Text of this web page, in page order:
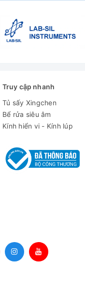
Inox SU304
Thép cán nguội phủ sơn
địa hình phẳng
4 cánh
3 khay
AC110V/220V±10%, 50/
610*690*1275mm
Truy cập nhanh
Tủ sấy Xingchen
Bể rửa siêu âm
Kính hiển vi - Kính lúp